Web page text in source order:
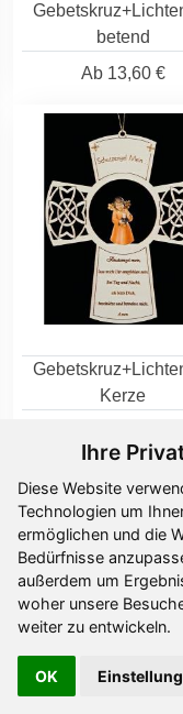
Ihre
Diese Website
Technologien um
ermöglichen und die
Bedürfnisse
außerdem um
woher unsere
weiter zu entwickeln.
OK
betend
Ab13,60 €
Kerze